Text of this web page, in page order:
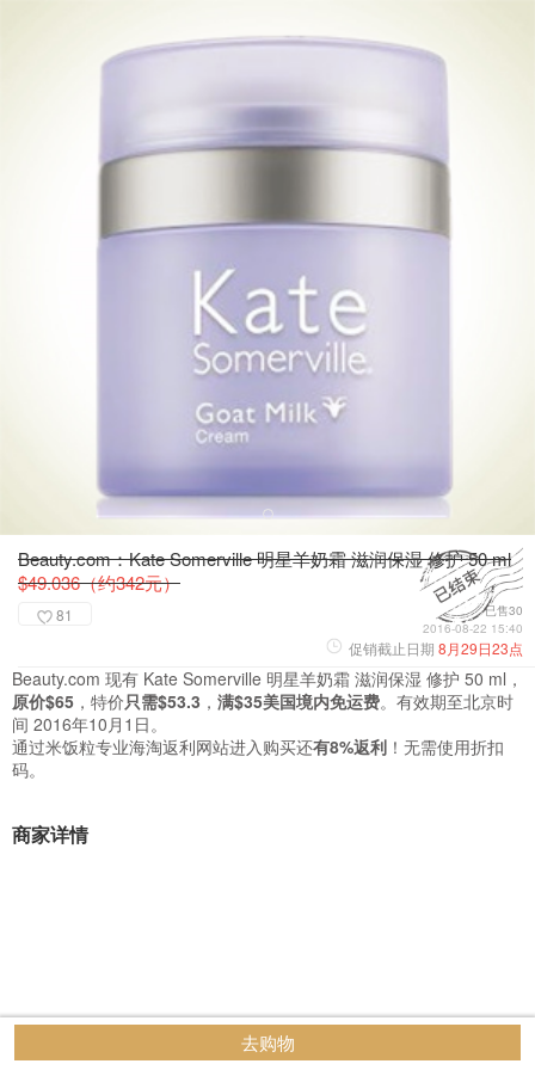
Beauty.com：Kate Somerville 明星羊奶霜 滋润保湿 修护 50 ml
$49.036（约342元）
81
已售30
2016-08-22 15:40
促销截止日期 8月29日23点
Beauty.com 现有 Kate Somerville 明星羊奶霜 滋润保湿 修护 50 ml，
原价$65 ，特价只需$53.3 ， 满$35美国境内免运费。有效期至北京时
间 2016年10月1日。
通过米饭粒专业海淘返利网站进入购买还有8%返利 ！无需使用折扣
码。
商家详情
去购物